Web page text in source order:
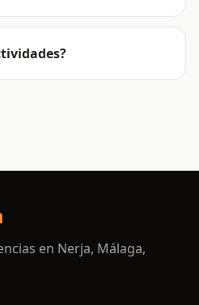
en Nerja, Málaga,